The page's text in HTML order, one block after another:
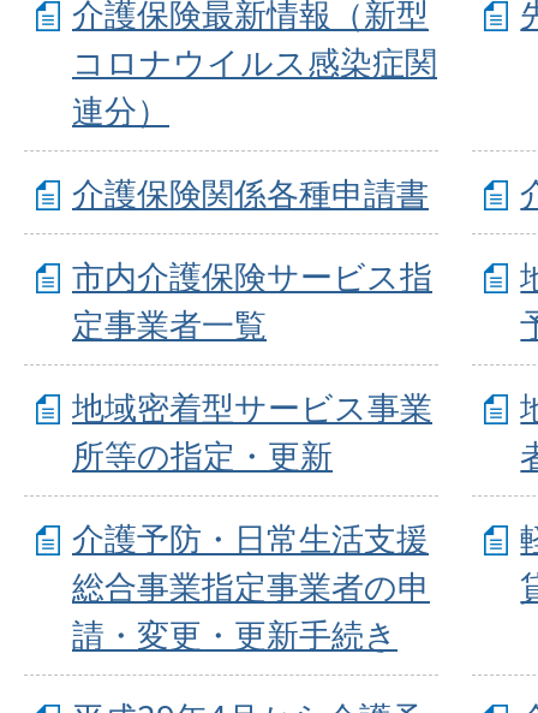
介護保険最新情報（新型
コロナウイルス感染症関
連分）
介護保険関係各種申請書
市内介護保険サービス指
定事業者一覧
地域密着型サービス事業
所等の指定・更新
介護予防・日常生活支援
総合事業指定事業者の申
請・変更・更新手続き